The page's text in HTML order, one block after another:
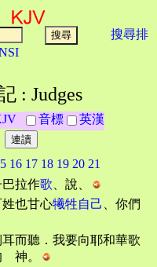
搜尋排
: Judges
音標
英漢
16 17 18 19 20 21
拉作歌 、說、
也甘心犧牲自己
、你們
而聽．我要向耶和華歌
神。